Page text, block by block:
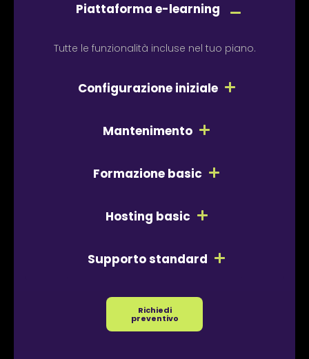
Piattaforma e-learning
Tutte le funzionalità incluse nel tuo piano.
Configurazione iniziale
Mantenimento
Formazione basic
Hosting basic
Supporto standard
Richiedi
preventivo